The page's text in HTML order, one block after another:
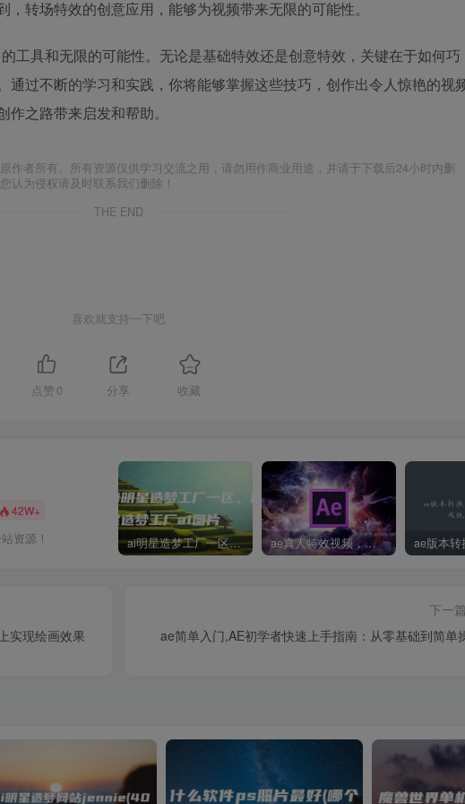
转场特效的创意应用，能够为视频带来无限的可能性。
工具和无限的可能性。无论是基础特效还是创意特效，关键在于如何巧
通过不断的学习和实践，你将能够掌握这些技巧，创作出令人惊艳的视
之路带来启发和帮助。
作者所有。所有资源仅供学习交流之用，请勿用作商业用途，并请于下载后24小时内删
认为侵权请及时联系我们删除！
THE END
喜欢就支持一下吧
点赞 0 分享 收藏
42W+
资源！ ai明星造梦工厂一区，明星造梦工厂ai图片 ae真人特效视频，大学生第一次做ppt怎么做
实现绘画效果
下一
ae简单入门,AE初学者快速上手指南：从零基础到简单